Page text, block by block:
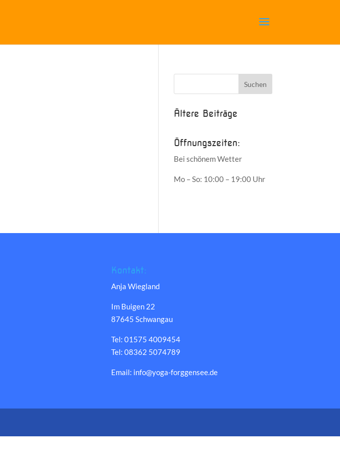
Ältere Beiträge
Öffnungszeiten:
Bei schönem Wetter
Mo – So: 10:00 – 19:00 Uhr
Kontakt:
Anja Wiegland
Im Buigen 22
87645 Schwangau
Tel: 01575 4009454
Tel: 08362 5074789
Email: info@yoga-forggensee.de